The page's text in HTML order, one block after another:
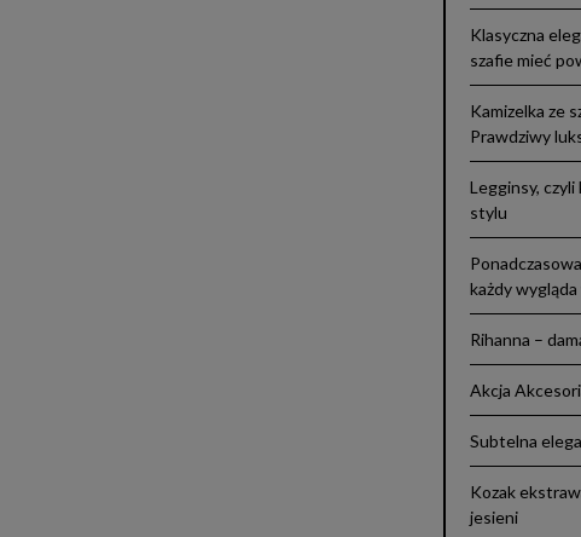
Klasyczna
szafie mieć
Kamizelka ze
Prawdziwy
Legginsy,
stylu
każdy
Rihanna –
Akcja
Subtelna
Kozak
jesieni